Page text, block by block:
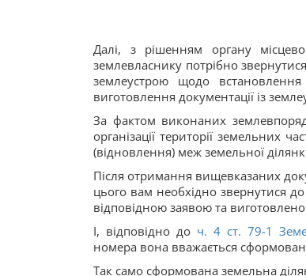
Далі, з рішенням органу
землевласнику потрібно
землеустрою щодо
виготовлення документації із
За фактом виконаних
організації території земельних
(відновлення) меж земельної
Після отримання вищевказаних
цього вам необхідно звернутися
відповідною заявою та
І, відповідно до ч. 4 ст. 79-1
номера вона вважається
Так само сформована земельна